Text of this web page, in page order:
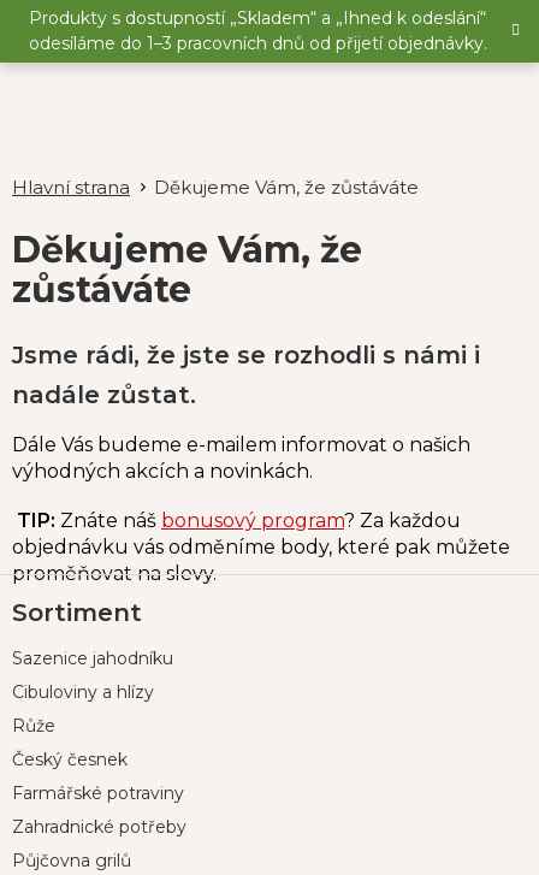
Přejít
obsah
Produkty s dostupností „Skladem“ a „Ihned k odeslání“
odesíláme do 1–3 pracovních dnů od přijetí objednávky.
Děkujeme Vám, že zůstáváte
Děkujeme Vám, že
zůstáváte
Jsme rádi, že jste se rozhodli s námi i
nadále zůstat.
Dále Vás budeme e-mailem informovat o našich
výhodných akcích a novinkách.
TIP: Znáte náš bonusový program? Za každou
objednávku vás odměníme body, které pak můžete
proměňovat na slevy.
Z
á
a
Sortiment
Sazenice jahodníku
Cibuloviny a hlízy
Růže
Český česnek
Farmářské potraviny
Zahradnické potřeby
Půjčovna grilů